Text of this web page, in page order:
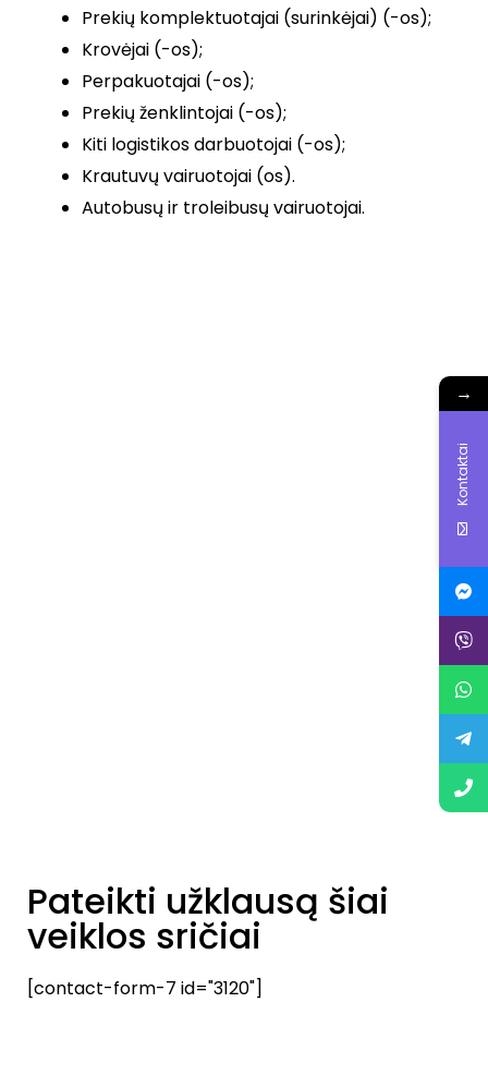
Prekių komplektuotajai (surinkėjai) (-os);
Krovėjai (-os);
Perpakuotajai (-os);
Prekių ženklintojai (-os);
Kiti logistikos darbuotojai (-os);
Krautuvų vairuotojai (os).
Autobusų ir troleibusų vairuotojai.
Pateikti užklausą šiai
veiklos sričiai
[contact-form-7 id="3120"]
→
Kontaktai